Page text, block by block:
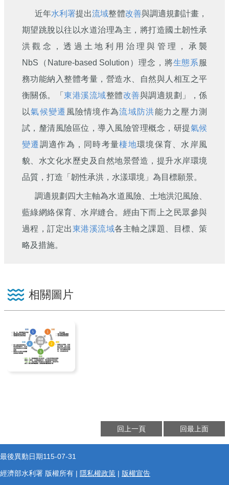
近年水利署提出流域整體改善與調適規劃計畫，
期望跳脫以往以水道治理為主，將打造國土韌性承
洪觀念，透過土地利用治理與管理，承襲
NbS（Nature-based Solution）理念，將生態系 服
務功能納入整體考量，營造水、自然與人相互之平
衡關係。「東港溪流域整體改善與調適規劃」，係
以氣候變遷 風險情境作為流域防洪能力之壓力測
試，釐清風險區位，導入風險管理概念，研提氣候
變遷調適作為，同時考量棲地環境保育、水岸風
貌、水文化水歷史及自然地景營造，提升水岸環境
品質，打造「韌性承洪，水漾環境」為目標願景。
調適規劃四大主軸為水道風險、土地洪氾風險、
藍綠網絡保育、水岸縫合。經由下而上之民眾參與
過程，訂定出東港溪流域各主軸之課題、目標、策
略及措施。
相關圖片
回上一頁 回最上面
最後異動日期115-07-31
經濟部水利署 版權所有 | 隱私權政策 | 版權宣告